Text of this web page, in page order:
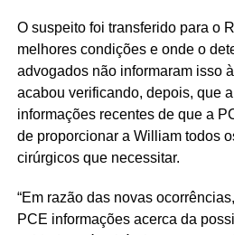
O suspeito foi transferido para o
melhores condições e onde o
advogados não informaram isso
acabou verificando, depois, que
informações recentes de que a
de proporcionar a William todos
cirúrgicos que necessitar.
“Em razão das novas
PCE informações acerca da